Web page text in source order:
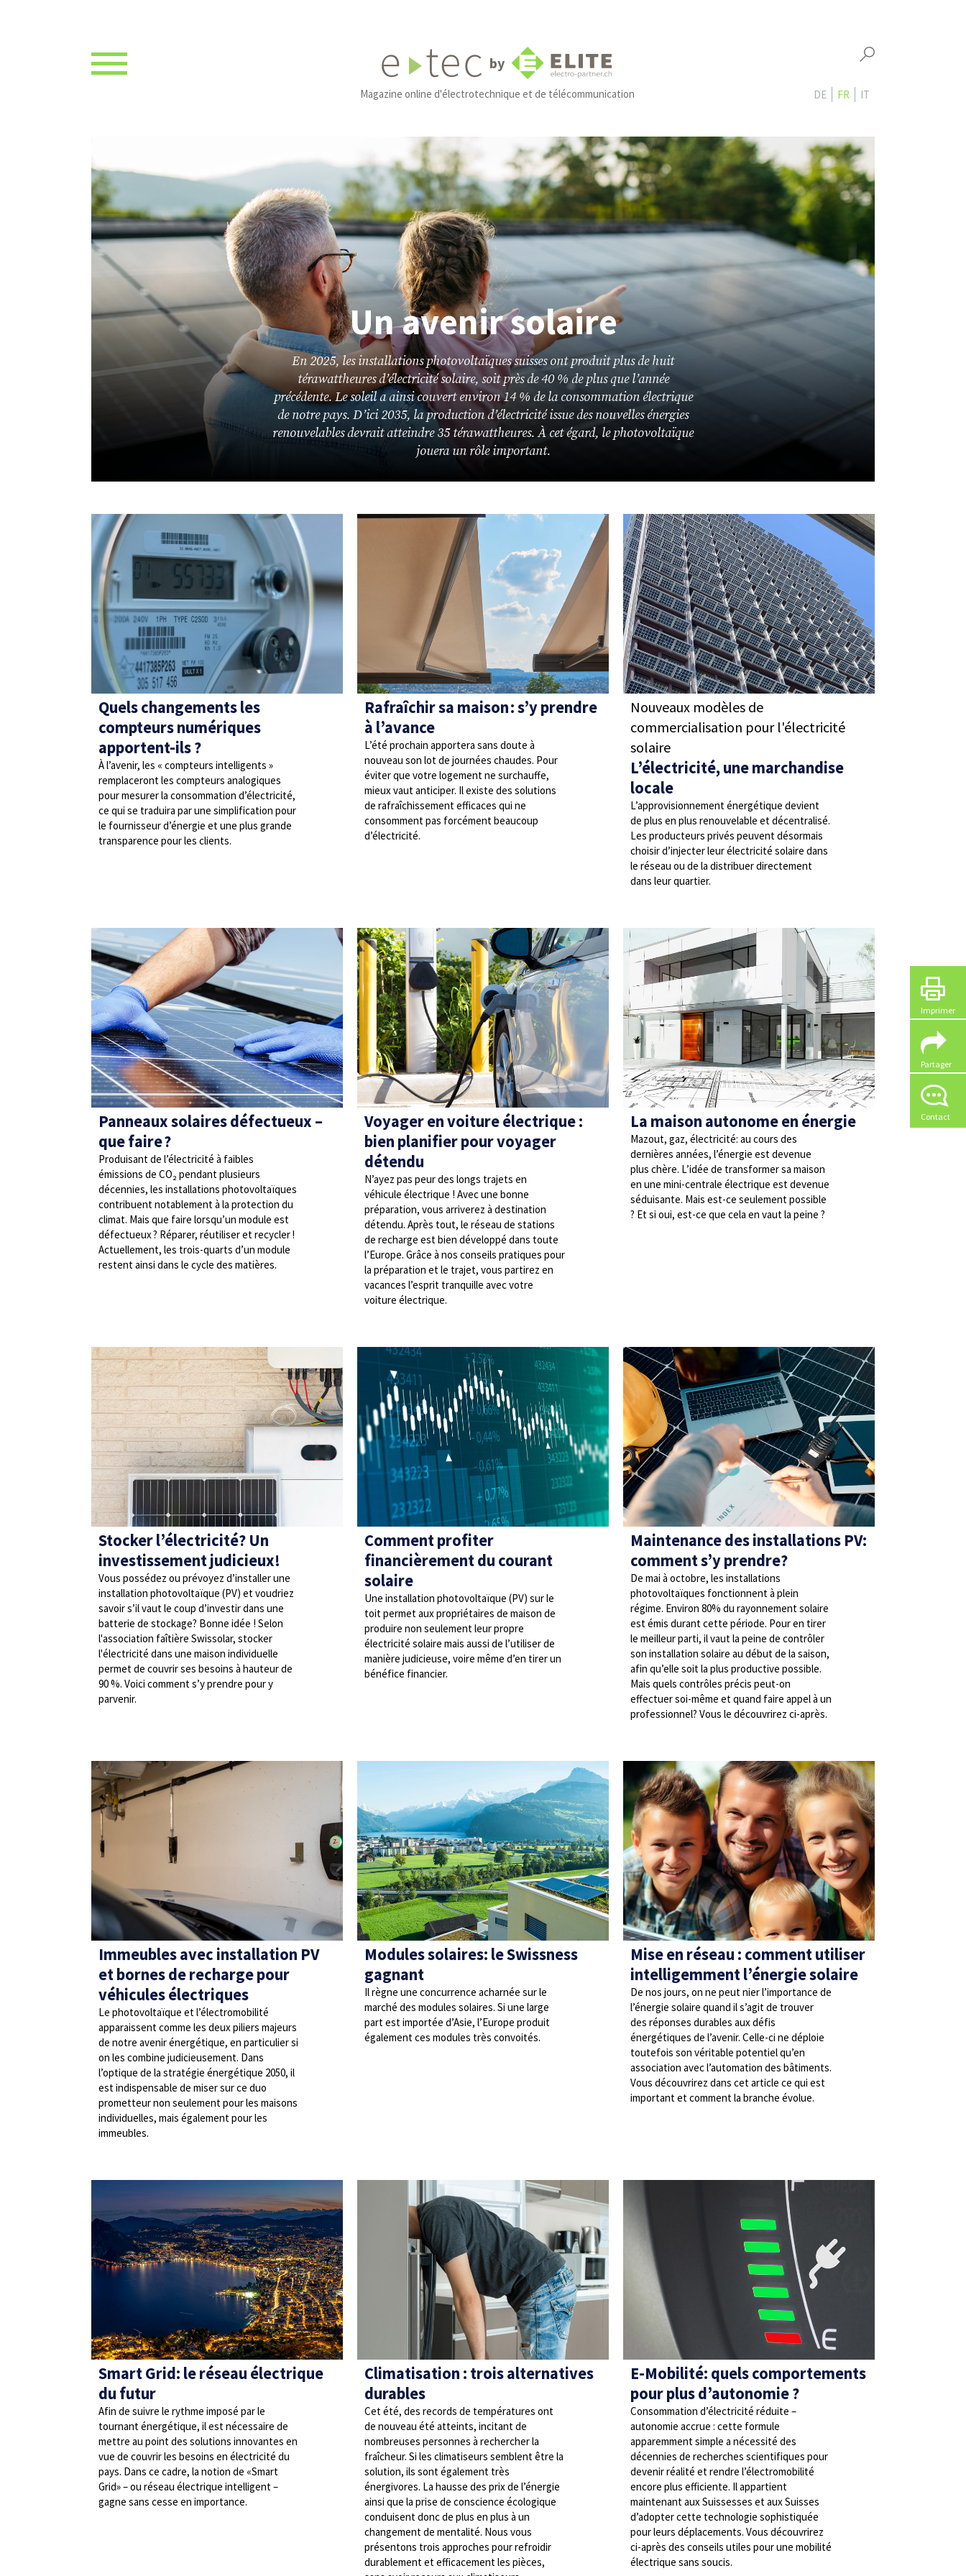
Imprimer
Partager
Contact
by
Magazine online d'électrotechnique et de télécommunication DE FR IT
Un avenir solaire
En 2025, les installations photovoltaïques suisses ont produit plus de huit
térawattheures d’électricité solaire, soit près de 40 % de plus que l’année
précédente. Le soleil a ainsi couvert environ 14 % de la consommation électrique
de notre pays. D’ici 2035, la production d’électricité issue des nouvelles énergies
renouvelables devrait atteindre 35 térawattheures. À cet égard, le photovoltaïque
jouera un rôle important.
Quels changements les
compteurs numériques
apportent-ils ?
À l’avenir, les « compteurs intelligents »
remplaceront les compteurs analogiques
pour mesurer la consommation d’électricité,
ce qui se traduira par une simplification pour
le fournisseur d’énergie et une plus grande
transparence pour les clients.
Rafraîchir sa maison : s’y prendre
à l’avance
L’été prochain apportera sans doute à
nouveau son lot de journées chaudes. Pour
éviter que votre logement ne surchauffe,
mieux vaut anticiper. Il existe des solutions
de rafraîchissement efficaces qui ne
consomment pas forcément beaucoup
d’électricité.
Nouveaux modèles de
commercialisation pour l'électricité
solaire
L’électricité, une marchandise
locale
L’approvisionnement énergétique devient
de plus en plus renouvelable et décentralisé.
Les producteurs privés peuvent désormais
choisir d’injecter leur électricité solaire dans
le réseau ou de la distribuer directement
dans leur quartier.
Panneaux solaires défectueux –
que faire ?
Produisant de l’électricité à faibles
émissions de CO₂ pendant plusieurs
décennies, les installations photovoltaïques
contribuent notablement à la protection du
climat. Mais que faire lorsqu’un module est
défectueux ? Réparer, réutiliser et recycler !
Actuellement, les trois-quarts d’un module
restent ainsi dans le cycle des matières.
Voyager en voiture électrique :
bien planifier pour voyager
détendu
N’ayez pas peur des longs trajets en
véhicule électrique ! Avec une bonne
préparation, vous arriverez à destination
détendu. Après tout, le réseau de stations
de recharge est bien développé dans toute
l’Europe. Grâce à nos conseils pratiques pour
la préparation et le trajet, vous partirez en
vacances l’esprit tranquille avec votre
voiture électrique.
La maison autonome en énergie
Mazout, gaz, électricité: au cours des
dernières années, l’énergie est devenue
plus chère. L’idée de transformer sa maison
en une mini-centrale électrique est devenue
séduisante. Mais est-ce seulement possible
? Et si oui, est-ce que cela en vaut la peine ?
Stocker l’électricité? Un
investissement judicieux!
Vous possédez ou prévoyez d’installer une
installation photovoltaïque (PV) et voudriez
savoir s’il vaut le coup d’investir dans une
batterie de stockage? Bonne idée ! Selon
l'association faîtière Swissolar, stocker
l'électricité dans une maison individuelle
permet de couvrir ses besoins à hauteur de
90 %. Voici comment s’y prendre pour y
parvenir.
Comment profiter
financièrement du courant
solaire
Une installation photovoltaïque (PV) sur le
toit permet aux propriétaires de maison de
produire non seulement leur propre
électricité solaire mais aussi de l’utiliser de
manière judicieuse, voire même d’en tirer un
bénéfice financier.
Maintenance des installations PV:
comment s’y prendre?
De mai à octobre, les installations
photovoltaïques fonctionnent à plein
régime. Environ 80% du rayonnement solaire
est émis durant cette période. Pour en tirer
le meilleur parti, il vaut la peine de contrôler
son installation solaire au début de la saison,
afin qu’elle soit la plus productive possible.
Mais quels contrôles précis peut-on
effectuer soi-même et quand faire appel à un
professionnel? Vous le découvrirez ci-après.
Immeubles avec installation PV
et bornes de recharge pour
véhicules électriques
Le photovoltaïque et l’électromobilité
apparaissent comme les deux piliers majeurs
de notre avenir énergétique, en particulier si
on les combine judicieusement. Dans
l’optique de la stratégie énergétique 2050, il
est indispensable de miser sur ce duo
prometteur non seulement pour les maisons
individuelles, mais également pour les
immeubles.
Modules solaires: le Swissness
gagnant
Il règne une concurrence acharnée sur le
marché des modules solaires. Si une large
part est importée d’Asie, l’Europe produit
également ces modules très convoités.
Mise en réseau : comment utiliser
intelligemment l’énergie solaire
De nos jours, on ne peut nier l’importance de
l’énergie solaire quand il s’agit de trouver
des réponses durables aux défis
énergétiques de l’avenir. Celle-ci ne déploie
toutefois son véritable potentiel qu’en
association avec l’automation des bâtiments.
Vous découvrirez dans cet article ce qui est
important et comment la branche évolue.
Smart Grid: le réseau électrique
du futur
Afin de suivre le rythme imposé par le
tournant énergétique, il est nécessaire de
mettre au point des solutions innovantes en
vue de couvrir les besoins en électricité du
pays. Dans ce cadre, la notion de «Smart
Grid» – ou réseau électrique intelligent –
gagne sans cesse en importance.
Climatisation : trois alternatives
durables
Cet été, des records de températures ont
de nouveau été atteints, incitant de
nombreuses personnes à rechercher la
fraîcheur. Si les climatiseurs semblent être la
solution, ils sont également très
énergivores. La hausse des prix de l’énergie
ainsi que la prise de conscience écologique
conduisent donc de plus en plus à un
changement de mentalité. Nous vous
présentons trois approches pour refroidir
durablement et efficacement les pièces,
E-Mobilité: quels comportements
pour plus d’autonomie ?
Consommation d’électricité réduite –
autonomie accrue : cette formule
apparemment simple a nécessité des
décennies de recherches scientifiques pour
devenir réalité et rendre l’électromobilité
encore plus efficiente. Il appartient
maintenant aux Suissesses et aux Suisses
d’adopter cette technologie sophistiquée
pour leurs déplacements. Vous découvrirez
ci-après des conseils utiles pour une mobilité
électrique sans soucis.